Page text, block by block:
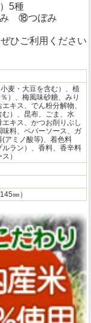
5種
⑱つぼみ
ひご利用ください
麦・大豆を含む）、植
）、梅風味砂糖、みり
キス、でん粉分解物、
）、昆布、ごま、水
キス、かつお削りぶし
料、ペパーソース、ガ
アミノ酸等)、着色料
ルラン）、香料、香辛料
ース）
㎜）